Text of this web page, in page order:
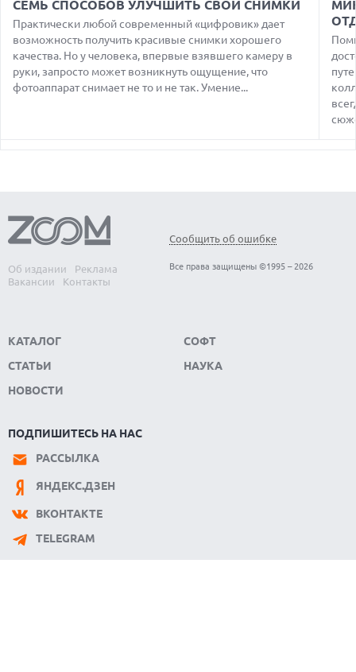
ПОДДЕРЖКОЙ СЕТЕЙ 4G И ТЕХНОЛОГИЕЙ VOLTE
ПРЕДСТАВЛЕНЫ НАУШНИКИ JBL С СЕНСОРНЫМ ЭКРАНОМ
НА КЕЙСЕ ДЛЯ УПРАВЛЕНИЯ МУЗЫКОЙ
07.08.2026
ДАННЫХ МИЛЛИОНОВ ПОЛЬЗОВАТЕЛЕЙ
07.08.2026
ЭЛЕКТРИЧЕСКИЙ ПИКАП FORD FATHOM ВРЯД ЛИ
ПОВТОРИТ УСПЕХ ЛЕГЕНДАРНЫХ МОДЕЛЕЙ КОМПАНИИ
СЕМЬ СПОСОБОВ УЛУЧШИТЬ СВОИ СНИМКИ
Практически любой современный «цифровик» дает
возможность получить красивые снимки хорошего
качества. Но у человека, впервые взявшего камеру в
руки, запросто может возникнуть ощущение, что
фотоаппарат снимает не то и не так. Умение...
Об издании
Реклама
Вакансии
Контакты
Сообщить об ошибке
Все права защищены ©1995 – 2026
КАТАЛОГ
СТАТЬИ
НОВОСТИ
СОФТ
НАУКА
ПОДПИШИТЕСЬ НА НАС
РАССЫЛКА
ЯНДЕКС.ДЗЕН
ВКОНТАКТЕ
TELEGRAM